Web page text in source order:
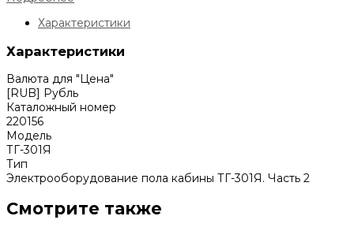
Характеристики
Характеристики
Валюта для "Цена"
[RUB] Рубль
Каталожный номер
220156
Модель
ТГ-301Я
Тип
Электрооборудование пола кабины ТГ-301Я. Часть 2
Смотрите также